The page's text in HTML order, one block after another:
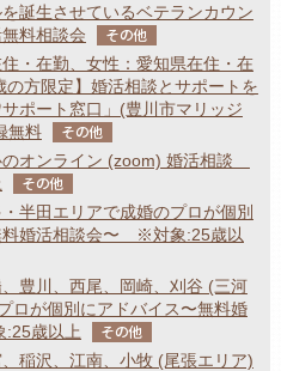
誕生させているベテランカウン
料相談会
その他
住・在勤、女性：愛知県在住・在
の方限定】婚活相談とサポートを
ポート窓口」(豊川市マリッジ
無料
その他
のオンライン (zoom) 婚活相談
その他
・半田エリアで成婚のプロが個別
料婚活相談会〜 ※対象:25歳以
、豊川、西尾、岡崎、刈谷 (三河
ロが個別にアドバイス〜無料婚
歳以上
その他
、稲沢、江南、小牧 (尾張エリア)